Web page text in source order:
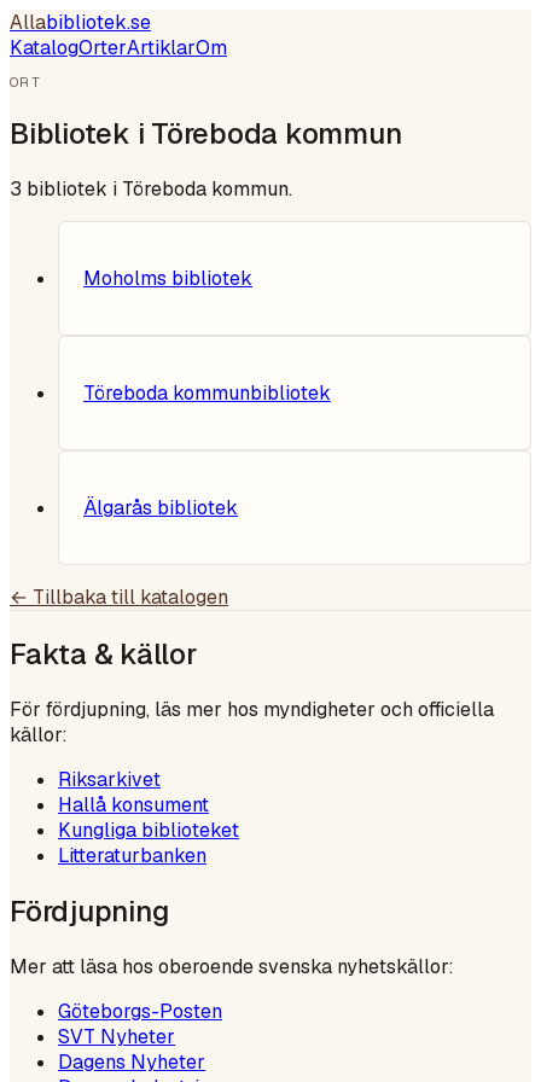
Allabibliotek.se
KatalogOrterArtiklarOm
ORT
Bibliotek i Töreboda kommun
3 bibliotek i Töreboda kommun.
Moholms bibliotek
Töreboda kommunbibliotek
Älgarås bibliotek
← Tillbaka till katalogen
Fakta & källor
För fördjupning, läs mer hos myndigheter och officiella
källor:
Riksarkivet
Hallå konsument
Kungliga biblioteket
Litteraturbanken
Fördjupning
Mer att läsa hos oberoende svenska nyhetskällor:
Göteborgs-Posten
SVT Nyheter
Dagens Nyheter